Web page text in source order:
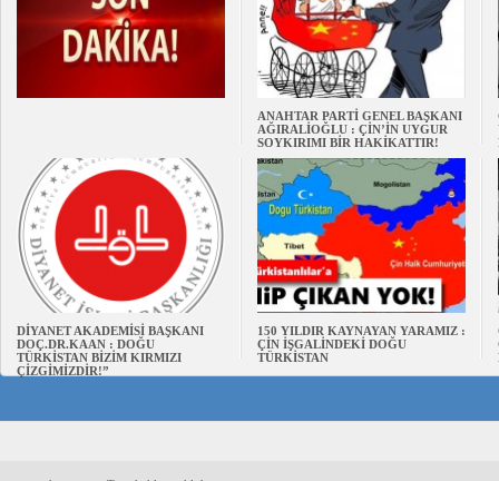
ANAHTAR PARTİ GENEL BAŞKANI
AĞIRALİOĞLU : ÇİN’İN UYGUR
SOYKIRIMI BİR HAKİKATTIR!
DİYANET AKADEMİSİ BAŞKANI
DOÇ.DR.KAAN : DOĞU
TÜRKİSTAN BİZİM KIRMIZI
ÇİZGİMİZDİR!”
150 YILDIR KAYNAYAN YARAMIZ :
ÇİN İŞGALİNDEKİ DOĞU
TÜRKİSTAN